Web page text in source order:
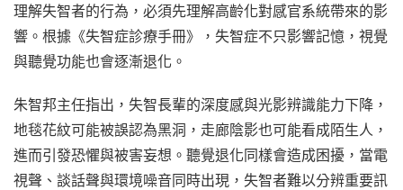
理解失智者的行為，必須先理解高齡化對感官系統帶來的影
響。根據《失智症診療手冊》，失智症不只影響記憶，視覺
與聽覺功能也會逐漸退化。
朱智邦主任指出，失智長輩的深度感與光影辨識能力下降，
地毯花紋可能被誤認為黑洞，走廊陰影也可能看成陌生人，
進而引發恐懼與被害妄想。聽覺退化同樣會造成困擾，當電
視聲、談話聲與環境噪音同時出現，失智者難以分辨重要訊